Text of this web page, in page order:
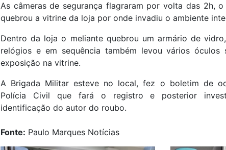
As câmeras de segurança flagraram por volta das 2h,
quebrou a vitrine da loja por onde invadiu o ambiente
Dentro da loja o meliante quebrou um armário de
relógios e em sequência também levou vários óculos
exposição na vitrine.
A Brigada Militar esteve no local, fez o boletim de
Polícia Civil que fará o registro e posterior
identificação do autor do roubo.
Fonte: Paulo Marques Notícias